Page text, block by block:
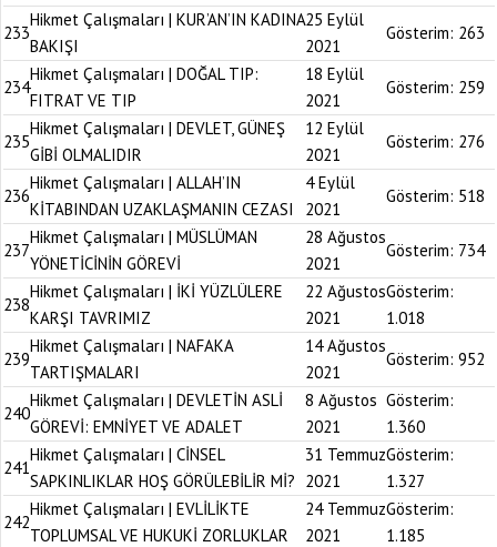
233
Hikmet Çalışmaları | KUR’AN’IN KADINA
BAKIŞI
25 Eylül
2021
Gösterim: 263
234
Hikmet Çalışmaları | DOĞAL TIP:
FITRAT VE TIP
18 Eylül
2021
Gösterim: 259
235
Hikmet Çalışmaları | DEVLET, GÜNEŞ
GİBİ OLMALIDIR
12 Eylül
2021
Gösterim: 276
236
Hikmet Çalışmaları | ALLAH’IN
KİTABINDAN UZAKLAŞMANIN CEZASI
4 Eylül
2021
Gösterim: 518
237
Hikmet Çalışmaları | MÜSLÜMAN
YÖNETİCİNİN GÖREVİ
28 Ağustos
2021
Gösterim: 734
238
Hikmet Çalışmaları | İKİ YÜZLÜLERE
KARŞI TAVRIMIZ
22 Ağustos
2021
Gösterim:
1.018
239
Hikmet Çalışmaları | NAFAKA
TARTIŞMALARI
14 Ağustos
2021
Gösterim: 952
240
Hikmet Çalışmaları | DEVLETİN ASLİ
GÖREVİ: EMNİYET VE ADALET
8 Ağustos
2021
Gösterim:
1.360
241
Hikmet Çalışmaları | CİNSEL
SAPKINLIKLAR HOŞ GÖRÜLEBİLİR Mİ?
31 Temmuz
2021
Gösterim:
1.327
242
Hikmet Çalışmaları | EVLİLİKTE
TOPLUMSAL VE HUKUKİ ZORLUKLAR
24 Temmuz
2021
Gösterim:
1.185